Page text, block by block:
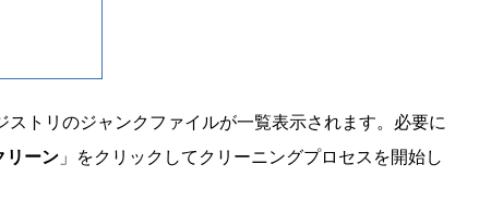
トリのジャンクファイルが一覧表示されます。必要に
リーン 」をクリックしてクリーニングプロセスを開始し